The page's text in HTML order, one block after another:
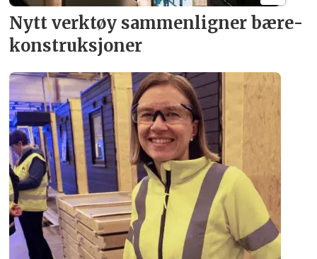
Nytt verktøy sammenligner bære­
konstruksjoner